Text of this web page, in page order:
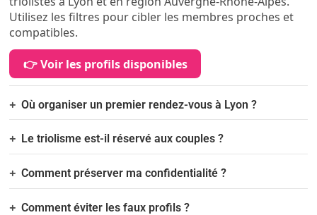
Utilisez les filtres pour cibler les membres proches et
compatibles.
👉 Voir les profils disponibles
Où organiser un premier rendez-vous à Lyon ?
Le triolisme est-il réservé aux couples ?
Comment préserver ma confidentialité ?
Comment éviter les faux profils ?